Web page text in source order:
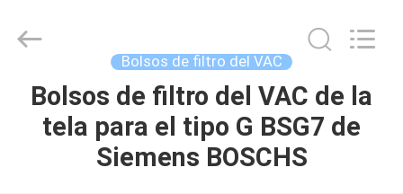
HOGAR
PRODUCTOS
Developed
Bolsos de filtro del VAC
Bolsos de filtro del VAC de la
tela para el tipo G BSG7 de
Siemens BOSCHS